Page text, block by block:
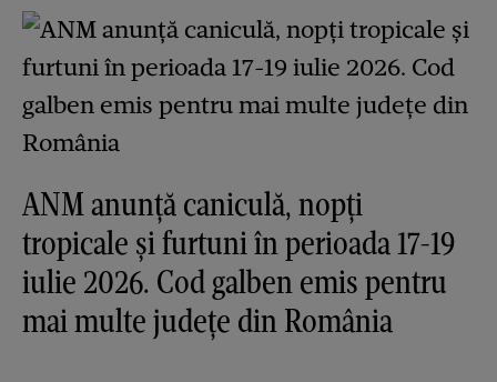
ANM anunță caniculă, nopți
tropicale și furtuni în perioada 17-19
iulie 2026. Cod galben emis pentru
mai multe județe din România